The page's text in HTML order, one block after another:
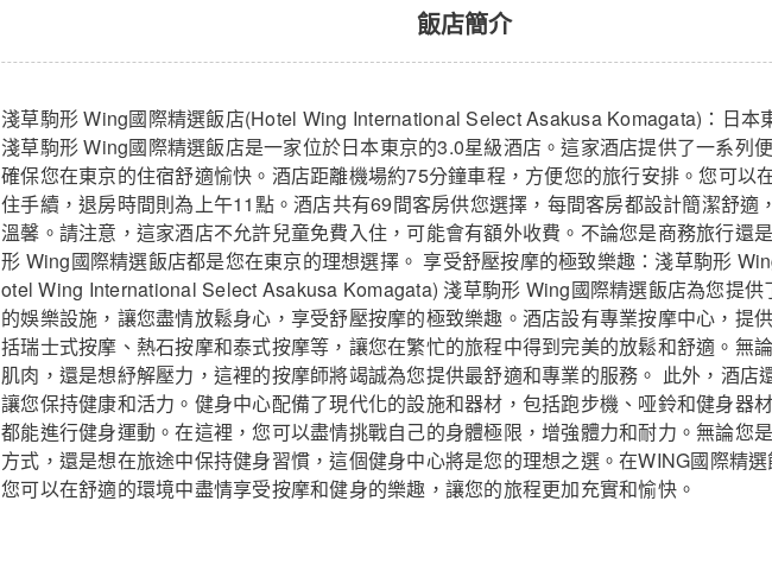
飯店簡介
淺草駒形 Wing國際精選飯店(Hotel Wing International Select Asakusa Komagata)：日本
淺草駒形 Wing國際精選飯店是一家位於日本東京的3.0星級酒店。這家酒店提供了一系列
確保您在東京的住宿舒適愉快。酒店距離機場約75分鐘車程，方便您的旅行安排。您可以
住手續，退房時間則為上午11點。酒店共有69間客房供您選擇，每間客房都設計簡潔舒適
溫馨。請注意，這家酒店不允許兒童免費入住，可能會有額外收費。不論您是商務旅行還
形 Wing國際精選飯店都是您在東京的理想選擇。 享受舒壓按摩的極致樂趣：淺草駒形
otel Wing International Select Asakusa Komagata) 淺草駒形 Wing國際精選飯店為您提供
的娛樂設施，讓您盡情放鬆身心，享受舒壓按摩的極致樂趣。酒店設有專業按摩中心，提
括瑞士式按摩、熱石按摩和泰式按摩等，讓您在繁忙的旅程中得到完美的放鬆和舒適。無
肌肉，還是想紓解壓力，這裡的按摩師將竭誠為您提供最舒適和專業的服務。 此外，酒店
讓您保持健康和活力。健身中心配備了現代化的設施和器材，包括跑步機、哑鈴和健身器
都能進行健身運動。在這裡，您可以盡情挑戰自己的身體極限，增強體力和耐力。無論您
方式，還是想在旅途中保持健身習慣，這個健身中心將是您的理想之選。在WING國際精選
您可以在舒適的環境中盡情享受按摩和健身的樂趣，讓您的旅程更加充實和愉快。